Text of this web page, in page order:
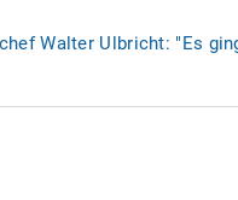
Walter Ulbricht: "Es